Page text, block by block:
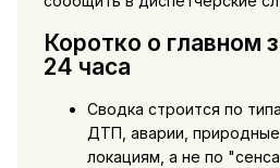
Коротко о главном
24 часа
Сводка строится по
ДТП, аварии,
локациям, а не по